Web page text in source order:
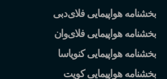
بخشنامه هواپیمایی فلایدبی
بخشنامه هواپیمایی فلایوان
بخشنامه هواپیمایی کنویاسا
بخشنامه هواپیمایی کویت